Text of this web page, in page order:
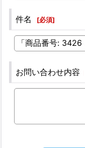
件名 [必須]
お問い合わせ内容